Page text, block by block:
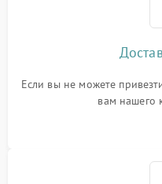
Если вы не можете
вам нашего